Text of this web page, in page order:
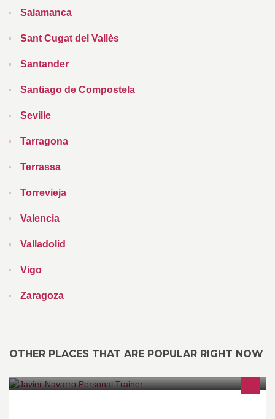
Salamanca
Sant Cugat del Vallès
Santander
Santiago de Compostela
Seville
Tarragona
Terrassa
Torrevieja
Valencia
Valladolid
Vigo
Zaragoza
OTHER PLACES THAT ARE POPULAR RIGHT NOW